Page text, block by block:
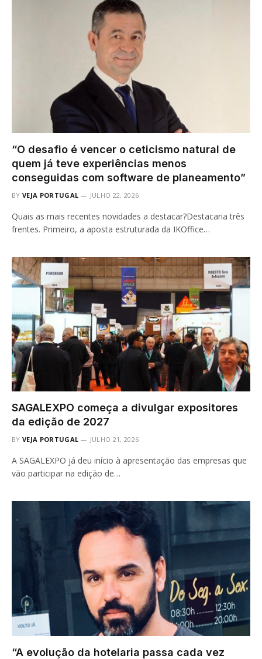
“O desafio é vencer o ceticismo natural de
quem já teve experiências menos
conseguidas com software de planeamento”
BY VEJA PORTUGAL JULHO 22, 2026
Quais as mais recentes novidades a destacar?Destacaria três
frentes. Primeiro, a aposta estruturada da IKOffice…
SAGALEXPO começa a divulgar expositores
da edição de 2027
BY VEJA PORTUGAL JULHO 21, 2026
A SAGALEXPO já deu início à apresentação das empresas que
vão participar na edição de…
“A evolução da hotelaria passa cada vez